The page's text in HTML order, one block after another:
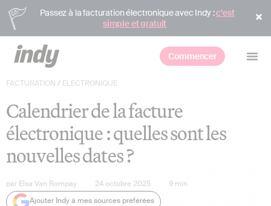
Passez à la facturation électronique avec Indy :c’est
simple et gratuit
Commencer
FACTURATION / ÉLECTRONIQUE
Calendrier de la facture
électronique : quelles sont les
nouvelles dates ?
par Elsa Van Rompay 24 octobre 2025 9 min
Ajouter Indy à mes sources préférées